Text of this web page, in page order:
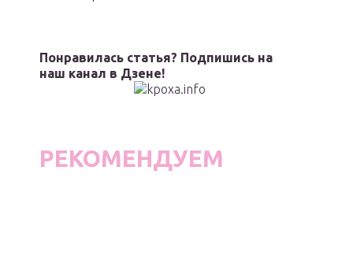
Понравилась статья? Подпишись на
наш канал в Дзене!
РЕКОМЕНДУЕМ